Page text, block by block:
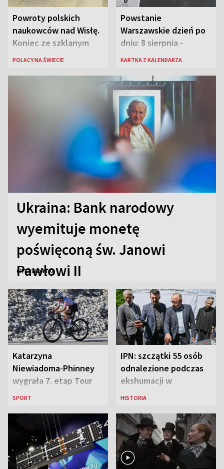
Powroty polskich
naukowców nad Wisłę.
Koniec ze szklanym
sufitem
POLACY NA ŚWIECIE
Powstanie
Warszawskie dzień po
dniu: 8 sierpnia -
rozbrzmiewa radio
„Antka Rozpylacza”
KARTKA Z KALENDARZA
Ukraina: Bank narodowy
wyemituje monetę
poświęconą św. Janowi
Pawłowi II
CIEKAWOSTKI
Katarzyna
Niewiadoma-Phinney
wygrała 7. etap Tour
de France i została
SPORT
IPN: szczątki 55 osób
odnalezione podczas
ekshumacji w
Ostrówkach i Woli
HISTORIA